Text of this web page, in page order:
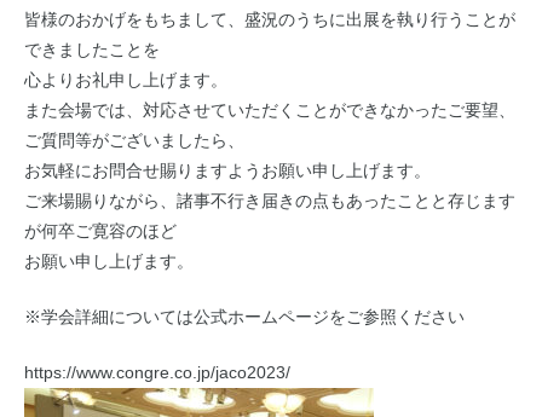
皆様のおかげをもちまして、盛況のうちに出展を執り行うことが
できましたことを
心よりお礼申し上げます。
また会場では、対応させていただくことができなかったご要望、
ご質問等がございましたら、
お気軽にお問合せ賜りますようお願い申し上げます。
ご来場賜りながら、諸事不行き届きの点もあったことと存じます
が何卒ご寛容のほど
お願い申し上げます。
※学会詳細については公式ホームページをご参照ください
https://www.congre.co.jp/jaco2023/